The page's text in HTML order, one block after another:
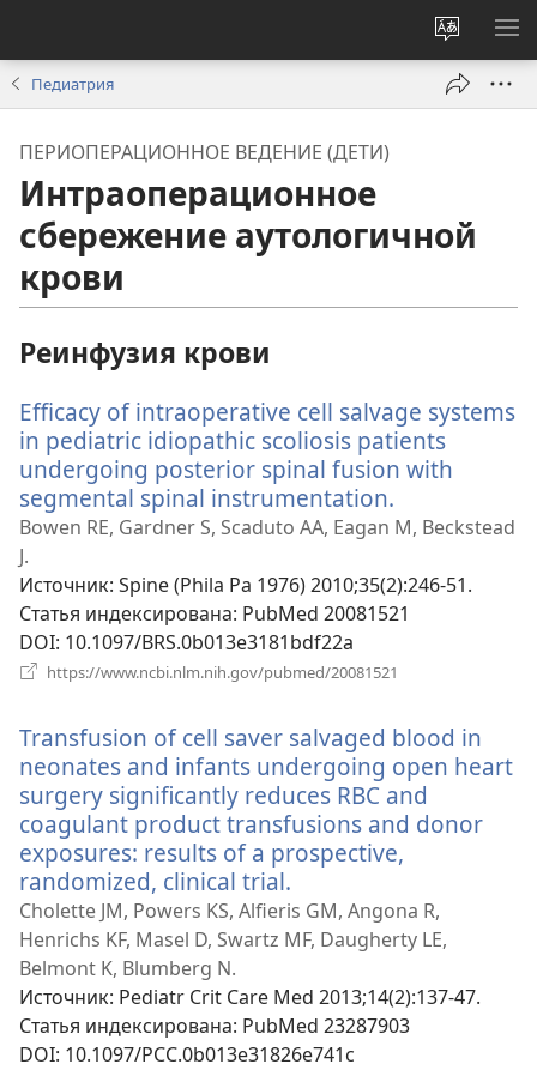
язык
сайта
Педиатрия
ПЕРИОПЕРАЦИОННОЕ ВЕДЕНИЕ (ДЕТИ)
Интраоперационное
сбережение аутологичной
крови
Реинфузия крови
Efficacy of intraoperative cell salvage systems
in pediatric idiopathic scoliosis patients
undergoing posterior spinal fusion with
segmental spinal instrumentation.
в
окне)
Bowen RE, Gardner S, Scaduto AA, Eagan M, Beckstead
J.
Источник‎: Spine (Phila Pa 1976) 2010;35(2):246-51.
Статья индексирована‎: PubMed 20081521
DOI‎: 10.1097/BRS.0b013e3181bdf22a
https://www.ncbi.nlm.nih.gov/pubmed/20081521
окне)
Transfusion of cell saver salvaged blood in
neonates and infants undergoing open heart
surgery significantly reduces RBC and
coagulant product transfusions and donor
exposures: results of a prospective,
randomized, clinical trial.
в
новом
Cholette JM, Powers KS, Alfieris GM, Angona R,
Henrichs KF, Masel D, Swartz MF, Daugherty LE,
Belmont K, Blumberg N.
Источник‎: Pediatr Crit Care Med 2013;14(2):137-47.
Статья индексирована‎: PubMed 23287903
DOI‎: 10.1097/PCC.0b013e31826e741c